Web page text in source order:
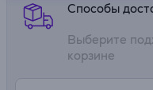
Способы
Выберите
корзине